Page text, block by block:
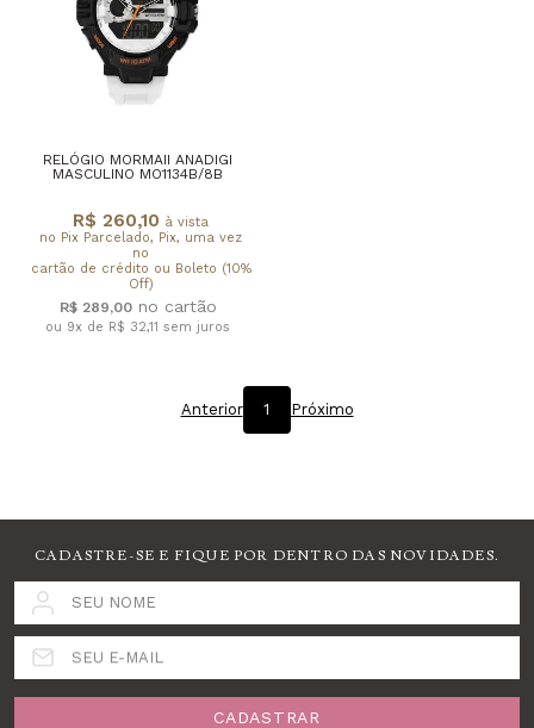
RELÓGIO MORMAII ANADIGI
MASCULINO MO1134B/8B
R$ 260,10 à vista
no Pix Parcelado, Pix, uma vez
no
cartão de crédito ou Boleto (10%
Off)
R$ 289,00
ou 9x de R$ 32,11 sem juros
Anterior 1 Próximo
CADASTRE-SE E FIQUE POR DENTRO DAS NOVIDADES.
SEU NOME
SEU E-MAIL
CADASTRAR